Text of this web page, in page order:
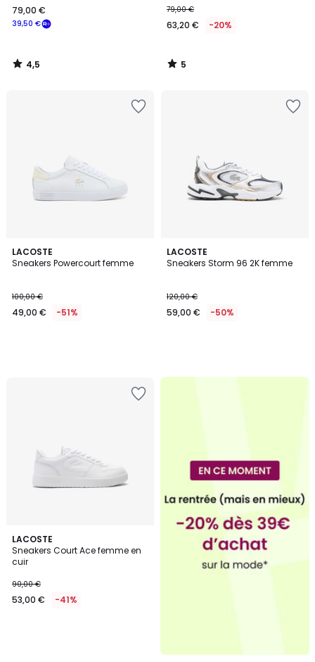
€
souscrivez
notre
programme
39,50 €
79,00 €
4,5
/
79,00 €
63,20 € -20%
5
/
LACOSTE
Sneakers Powercourt femme
100,00 €
49,00 € -51%
LACOSTE
Sneakers Storm 96 2K femme
120,00 €
59,00 € -50%
LACOSTE
Sneakers Court Ace femme en
cuir
90,00 €
53,00 € -41%